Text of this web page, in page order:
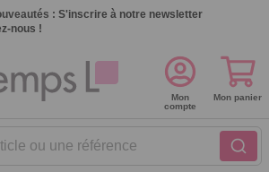
: S'inscrire à notre newsletter
nous !
ou une référence
Mon
compte
Mon panier